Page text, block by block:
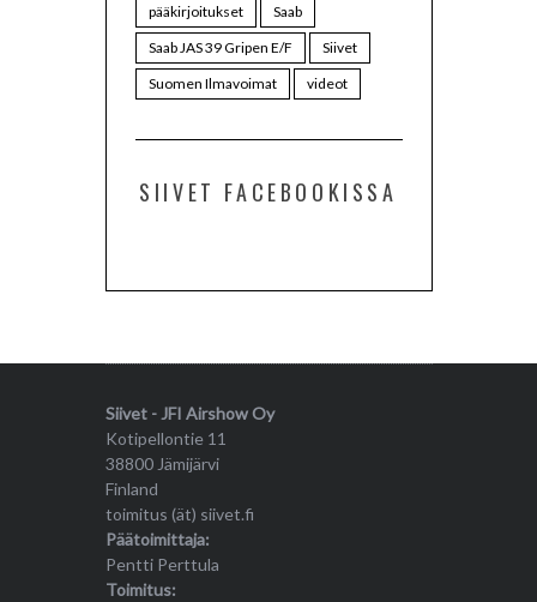
pääkirjoitukset
Saab
Saab JAS 39 Gripen E/F
Siivet
Suomen Ilmavoimat
videot
SIIVET FACEBOOKISSA
Siivet - JFI Airshow Oy
Kotipellontie 11
38800 Jämijärvi
Finland
toimitus (ät) siivet.fi
Päätoimittaja:
Pentti Perttula
Toimitus: